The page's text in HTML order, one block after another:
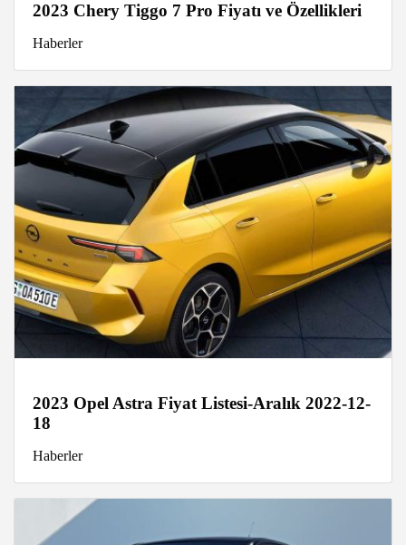
2023 Chery Tiggo 7 Pro Fiyatı ve Özellikleri
Haberler
2023 Opel Astra Fiyat Listesi-Aralık 2022-12-
18
Haberler